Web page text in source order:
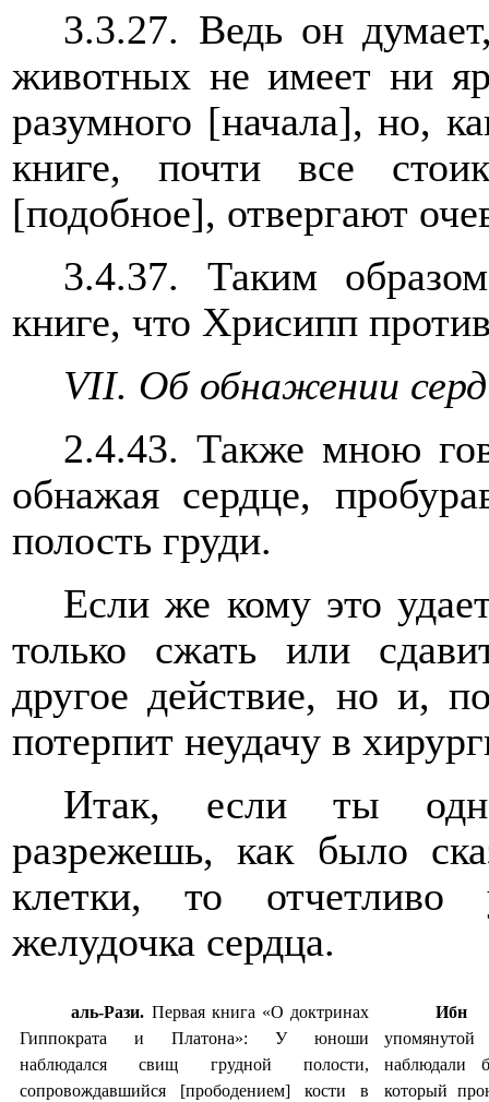
3.3.27. Ведь он
животных не имеет ни
разумного [начала], но,
книге, почти все
[подобное], отвергают
3.4.37. Таким
книге, что Хрисипп
VII. Об обнажении
2.4.43. Также мною
обнажая сердце,
полость груди.
Если же кому это
только сжать или
другое действие, но и,
потерпит неудачу в
Итак, если ты
разрежешь, как было
клетки, то отчетливо
желудочка сердца.
аль-Рази. Первая книга «О доктринах
Гиппократа и Платона»: У юноши
наблюдался свищ грудной полости,
сопровождавшийся [прободением] кости в
Ибн
наблюдали
который